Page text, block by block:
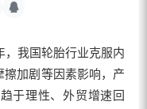
我国轮胎行业克服内
加剧等因素影响，产
于理性、外贸增速回